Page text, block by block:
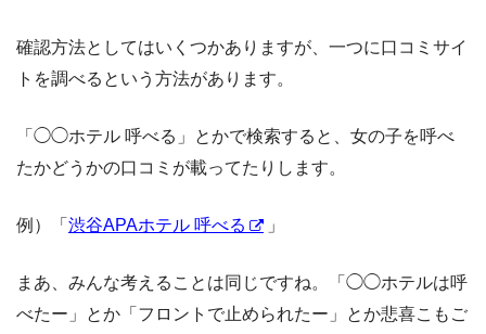
確認方法としてはいくつかありますが、一つに口コミサイ
トを調べるという方法があります。
「◯◯ホテル 呼べる」とかで検索すると、女の子を呼べ
たかどうかの口コミが載ってたりします。
例）「 渋谷APAホテル 呼べる 」
まあ、みんな考えることは同じですね。「◯◯ホテルは呼
べたー」とか「フロントで止められたー」とか悲喜こもご